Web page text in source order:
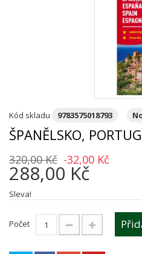
Kód skladu 9783575018793
ŠPANĚLSKO,
320,00 Kč -32,00 Kč
288,00 Kč
Sleva!
Počet